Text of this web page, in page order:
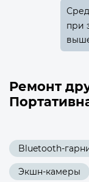
при
Ремонт
Bluetooth-
Экшн-камеры